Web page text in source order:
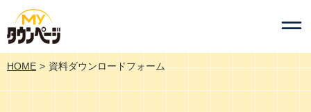
HOME 資料ダウンロードフォーム